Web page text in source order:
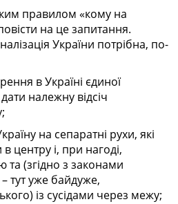
правилом «кому на
на це запитання.
України потрібна, по-
в Україні єдиної
належну відсіч
на сепаратні рухи, які
центру і, при нагоді,
(згідно з законами
тут уже байдуже,
із сусідами через межу;